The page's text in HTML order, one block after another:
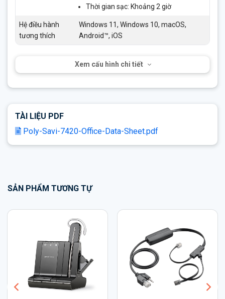
Thời gian sạc: Khoảng 2 giờ
Hệ điều hành
tương thích
Windows 11, Windows 10, macOS,
Android™, iOS
Xem cấu hình chi tiết
TÀI LIỆU PDF
Poly-Savi-7420-Office-Data-Sheet.pdf
SẢN PHẨM TƯƠNG TỰ